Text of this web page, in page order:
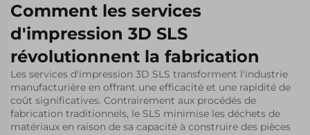
Comment les services
d'impression 3D SLS
révolutionnent la fabrication
Les services d'impression 3D SLS transforment l'industrie
manufacturière en offrant une efficacité et une rapidité de
coût significatives. Contrairement aux procédés de
fabrication traditionnels, le SLS minimise les déchets de
matériaux en raison de sa capacité à construire des pièces